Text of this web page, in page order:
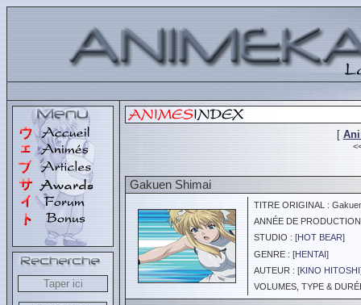
[
Gakuen Shimai
TITRE ORIGINAL :
ANNÉE DE
STUDIO : [HOT BEAR]
GENRE : [HENTAI]
AUTEUR : [KINO HITOSHI
VOLUMES, TYPE &